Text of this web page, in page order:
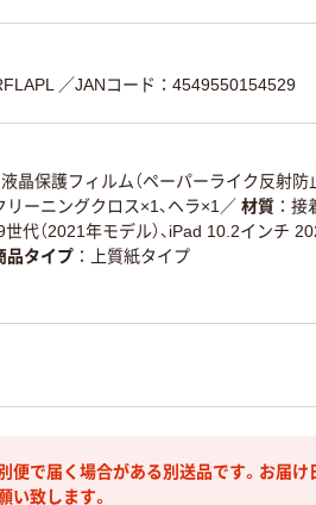
／JANコード：4549550154529
液晶保護フィルム（ペーパーライク反射防
ーニングクロス×1、ヘラ×1 ／ 材質
接
代（2021年モデル）、iPad 10.2インチ
品タイプ
上質紙タイプ
便で届く場合がある別送品です。お届け
い致します。